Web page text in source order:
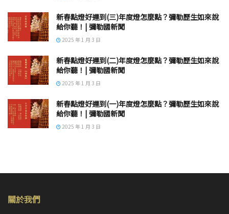
新春點燈好運到(三)年度燈怎麼點？彌勒歷生如來說
給你聽！| 彌勒國新聞
2025 年 1 月 3 日
新春點燈好運到(二)年度燈怎麼點？彌勒歷生如來說
給你聽！| 彌勒國新聞
2025 年 1 月 3 日
新春點燈好運到(一)年度燈怎麼點？彌勒歷生如來說
給你聽！| 彌勒國新聞
2025 年 1 月 3 日
關於我們